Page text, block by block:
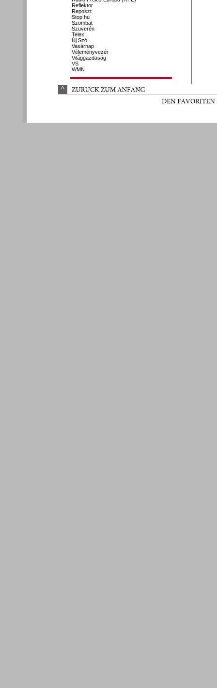
Reflektor
Reposzt
Stop.hu
Szombat
Szuverén
Telex
Új Szó
Vasárnap
Véleményvezér
Világgazdaság
VS
WMN
^ ZURÜCK ZUM ANFANG
DEN FAVORITEN